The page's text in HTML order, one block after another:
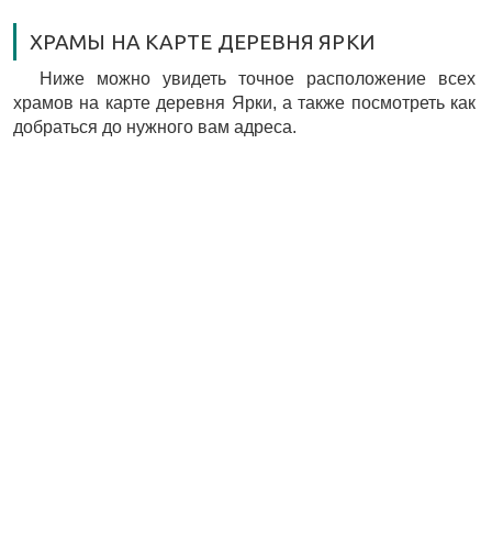
ХРАМЫ НА КАРТЕ ДЕРЕВНЯ ЯРКИ
Ниже можно увидеть точное расположение всех
храмов на карте деревня Ярки, а также посмотреть как
добраться до нужного вам адреса.